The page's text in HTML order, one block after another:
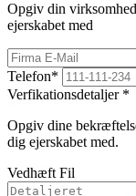
Opgiv din
ejerskabet med
Telefon*
Verfikationsdetaljer *
Opgiv dine
dig ejerskabet med.
Vedhæft Fil